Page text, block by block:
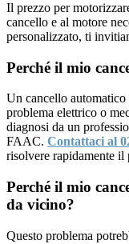
Il prezzo per
cancello e al motore
personalizzato, ti
Perché il mio
Un cancello
problema elettrico o
diagnosi da un
FAAC. Contattaci al
risolvere rapidamente il
Perché il mio
da vicino?
Questo problema